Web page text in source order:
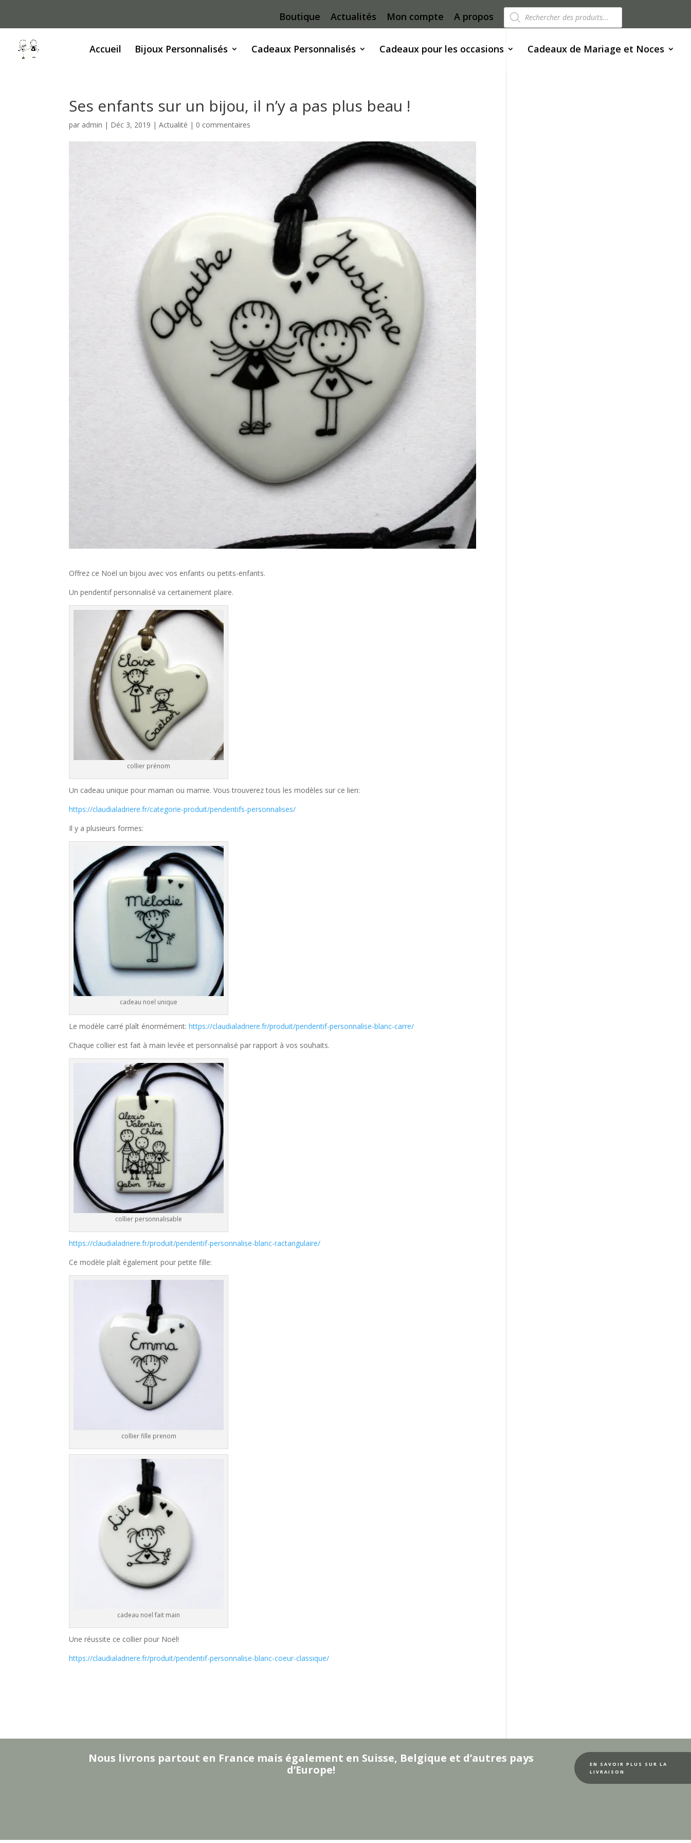
Boutique Actualités Mon compte A propos Recherche
de
produits
Accueil
Bijoux Personnalisés Cadeaux Personnalisés Cadeaux pour les occasions Cadeaux de Mariage et Noces
Ses enfants sur un bijou, il n’y a pas plus beau !
par admin | Déc 3, 2019 |Actualité | 0 commentaires
Offrez ce Noël un bijou avec vos enfants ou petits-enfants.
Un pendentif personnalisé va certainement plaire.
collier prénom
Un cadeau unique pour maman ou mamie. Vous trouverez tous les modèles sur ce lien:
https://claudialadriere.fr/categorie-produit/pendentifs-personnalises/
Il y a plusieurs formes:
cadeau noel unique
Le modèle carré plaît énormément:https://claudialadriere.fr/produit/pendentif-personnalise-blanc-carre/
Chaque collier est fait à main levée et personnalisé par rapport à vos souhaits.
collier personnalisable
https://claudialadriere.fr/produit/pendentif-personnalise-blanc-ractangulaire/
Ce modèle plaît également pour petite fille:
collier fille prenom
cadeau noel fait main
Une réussite ce collier pour Noël!
https://claudialadriere.fr/produit/pendentif-personnalise-blanc-coeur-classique/
Nous livrons partout en France mais également en Suisse, Belgique et d’autres pays
d’Europe!
EN SAVOIR PLUS SUR LA
LIVRAISON